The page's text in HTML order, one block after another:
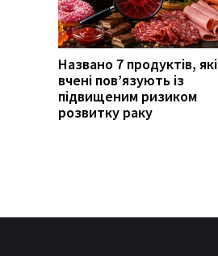
Названо 7 продуктів, які
вчені пов’язують із
підвищеним ризиком
розвитку раку